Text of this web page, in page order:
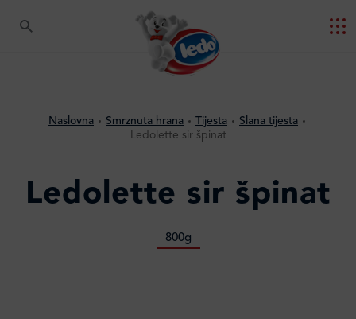
Naslovna Smrznuta hrana Tijesta
Slana tijesta
Ledolette sir špinat
Ledolette sir špinat
800g